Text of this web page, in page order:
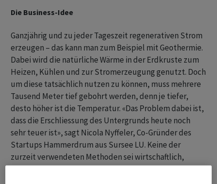
Die Business-Idee
Ganzjährig und zu jeder Tageszeit regenerativen Strom
erzeugen – das kann man zum Beispiel mit Geothermie.
Dabei wird die natürliche Wärme in der Erdkruste zum
Heizen, Kühlen und zur Stromerzeugung genutzt. Doch
um diese tatsächlich nutzen zu können, muss mehrere
Tausend Meter tief gebohrt werden, denn je tiefer,
desto höher ist die Temperatur. «Das Problem dabei ist,
dass die Erschliessung des Untergrunds heute noch
sehr teuer ist», sagt Nicola Nyffeler, Co-Gründer des
Startups Hammerdrum aus Sursee LU. Keine der
zurzeit verwendeten Methoden sei wirtschaftlich,
energieeffizient oder ausreichend automatisiert. Das